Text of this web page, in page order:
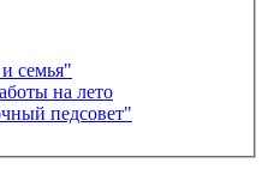
семья"
на лето
педсовет"